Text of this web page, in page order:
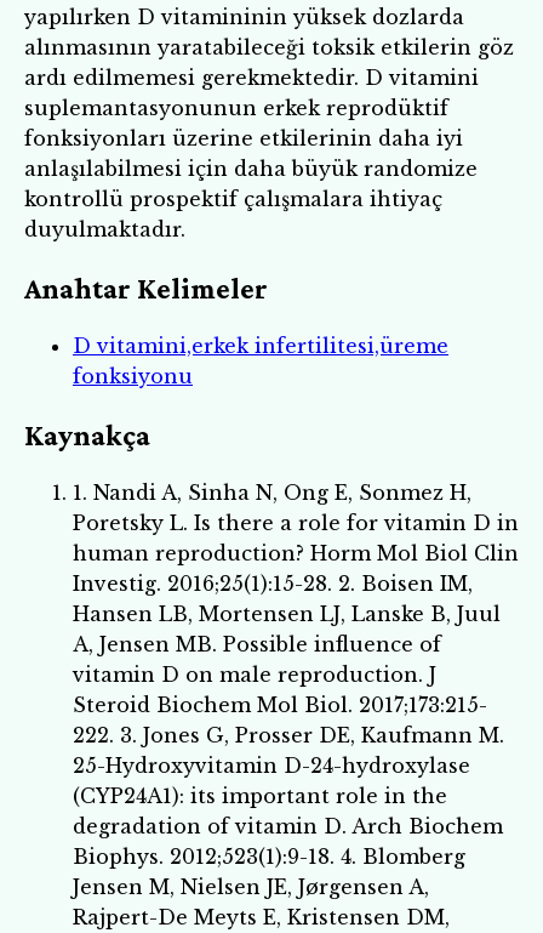
yapılırken D vitamininin yüksek dozlarda
alınmasının yaratabileceği toksik etkilerin göz
ardı edilmemesi gerekmektedir. D vitamini
suplemantasyonunun erkek reprodüktif
fonksiyonları üzerine etkilerinin daha iyi
anlaşılabilmesi için daha büyük randomize
kontrollü prospektif çalışmalara ihtiyaç
duyulmaktadır.
Anahtar Kelimeler
D vitamini,erkek infertilitesi,üreme
fonksiyonu
Kaynakça
1. Nandi A, Sinha N, Ong E, Sonmez H,
Poretsky L. Is there a role for vitamin D in
human reproduction? Horm Mol Biol Clin
Investig. 2016;25(1):15-28. 2. Boisen IM,
Hansen LB, Mortensen LJ, Lanske B, Juul
A, Jensen MB. Possible influence of
vitamin D on male reproduction. J
Steroid Biochem Mol Biol. 2017;173:215-
222. 3. Jones G, Prosser DE, Kaufmann M.
25-Hydroxyvitamin D-24-hydroxylase
(CYP24A1): its important role in the
degradation of vitamin D. Arch Biochem
Biophys. 2012;523(1):9-18. 4. Blomberg
Jensen M, Nielsen JE, Jørgensen A,
Rajpert-De Meyts E, Kristensen DM,